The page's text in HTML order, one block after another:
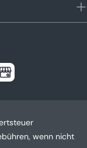
Google
wenn nicht